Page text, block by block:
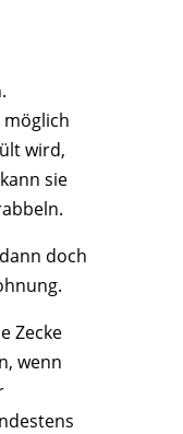
möglich
wird,
sie
doch
Zecke
wenn